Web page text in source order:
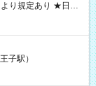
お仕事後はコ
試
子駅）